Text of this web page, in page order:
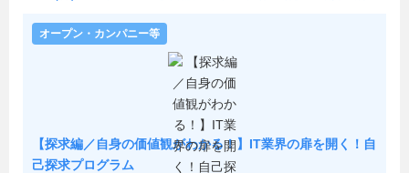
オープン・カンパニー等
【探求編／自身の価値観がわかる！】IT業界の扉を開く！自
己探求プログラム